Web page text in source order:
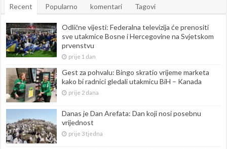
Recent Popularno komentari Tagovi
Odlične vijesti: Federalna televizija će prenositi
sve utakmice Bosne i Hercegovine na Svjetskom
prvenstvu
prije 1 dan
Gest za pohvalu: Bingo skratio vrijeme marketa
kako bi radnici gledali utakmicu BiH – Kanada
prije 2 dana
Danas je Dan Arefata: Dan koji nosi posebnu
vrijednost
prije 3 tjedna